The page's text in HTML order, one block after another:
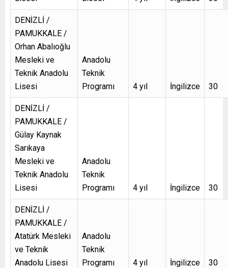
DENİZLİ /
PAMUKKALE /
Orhan Abalıoğlu
Mesleki ve
Teknik Anadolu
Lisesi
Anadolu
Teknik
Programı
4 yıl İngilizce 30
DENİZLİ /
PAMUKKALE /
Gülay Kaynak
Sarıkaya
Mesleki ve
Teknik Anadolu
Lisesi
Anadolu
Teknik
Programı
4 yıl İngilizce 30
DENİZLİ /
PAMUKKALE /
Atatürk Mesleki
ve Teknik
Anadolu Lisesi
Anadolu
Teknik
Programı
4 yıl İngilizce 30